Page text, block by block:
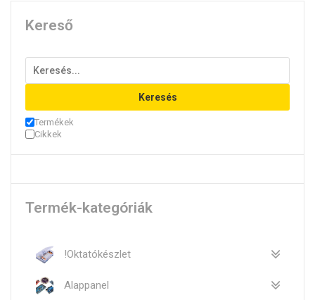
Kereső
Keresés
Termékek
Cikkek
Termék-kategóriák
!Oktatókészlet
Alappanel